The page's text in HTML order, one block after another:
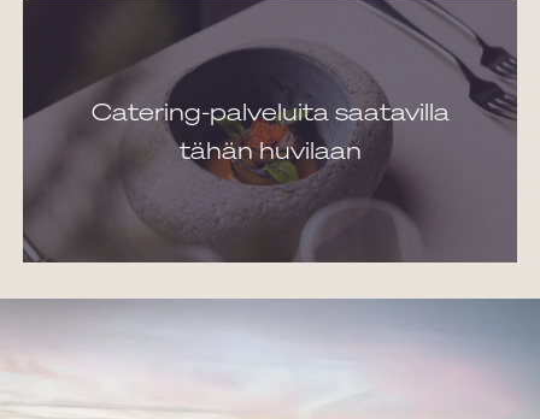
Catering-palveluita saatavilla
tähän huvilaan